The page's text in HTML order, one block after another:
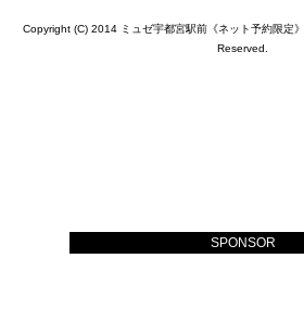
Copyright (C) 2014 ミュゼ宇都宮駅前《ネット予約限定
Reserved.
SPONSOR